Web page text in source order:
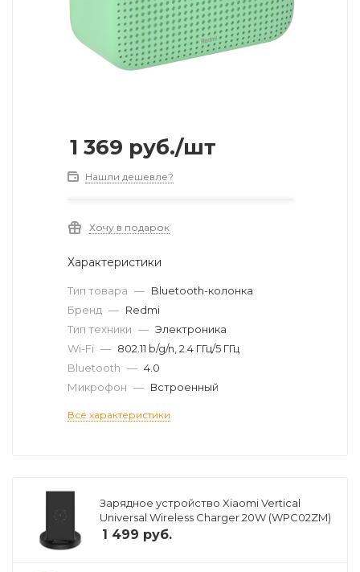
1 369 руб./шт
Нашли дешевле?
Хочу в подарок
Характеристики
Тип товара — Bluetooth-колонка
Бренд — Redmi
Тип техники — Электроника
Wi-Fi — 802.11 b/g/n, 2.4 ГГц/5 ГГц
Bluetooth — 4.0
Микрофон — Встроенный
Все характеристики
Зарядное устройство Xiaomi Vertical
Universal Wireless Charger 20W (WPC02ZM)
1 499 руб.